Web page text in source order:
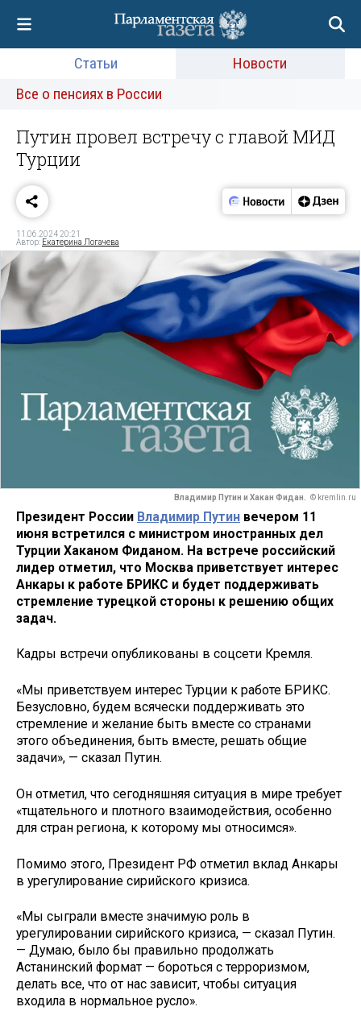
Статьи
Новости
Все о пенсиях в России
Путин провел встречу с главой МИД
Турции
11.06.2024 20:21
Автор: Екатерина Логачева
Владимир Путин и Хакан Фидан. © kremlin.ru
Президент России Владимир Путин вечером 11
июня встретился с министром иностранных дел
Турции Хаканом Фиданом. На встрече российский
лидер отметил, что Москва приветствует интерес
Анкары к работе БРИКС и будет поддерживать
стремление турецкой стороны к решению общих
задач.
Кадры встречи опубликованы в соцсети Кремля.
«Мы приветствуем интерес Турции к работе БРИКС.
Безусловно, будем всячески поддерживать это
стремление и желание быть вместе со странами
этого объединения, быть вместе, решать общие
задачи», — сказал Путин.
Он отметил, что сегодняшняя ситуация в мире требует
«тщательного и плотного взаимодействия, особенно
для стран региона, к которому мы относимся».
Помимо этого, Президент РФ отметил вклад Анкары
в урегулирование сирийского кризиса.
«Мы сыграли вместе значимую роль в
урегулировании сирийского кризиса, — сказал Путин.
— Думаю, было бы правильно продолжать
Астанинский формат — бороться с терроризмом,
делать все, что от нас зависит, чтобы ситуация
входила в нормальное русло».